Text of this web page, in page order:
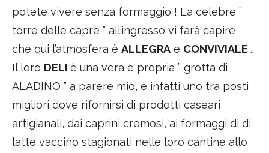
potete vivere senza formaggio ! La celebre ”
torre delle capre ” all’ingresso vi farà capire
che qui l’atmosfera è ALLEGRA e CONVIVIALE .
Il loro DELI è una vera e propria ” grotta di
ALADINO ” a parere mio, è infatti uno tra posti
migliori dove rifornirsi di prodotti caseari
artigianali, dai caprini cremosi, ai formaggi di di
latte vaccino stagionati nelle loro cantine allo